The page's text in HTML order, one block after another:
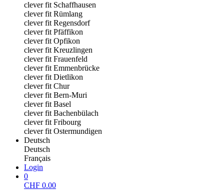
clever fit Schaffhausen
clever fit Rümlang
clever fit Regensdorf
clever fit Pfäffikon
clever fit Opfikon
clever fit Kreuzlingen
clever fit Frauenfeld
clever fit Emmenbrücke
clever fit Dietlikon
clever fit Chur
clever fit Bern-Muri
clever fit Basel
clever fit Bachenbülach
clever fit Fribourg
clever fit Ostermundigen
Deutsch
Deutsch
Français
Login
0
CHF 0.00